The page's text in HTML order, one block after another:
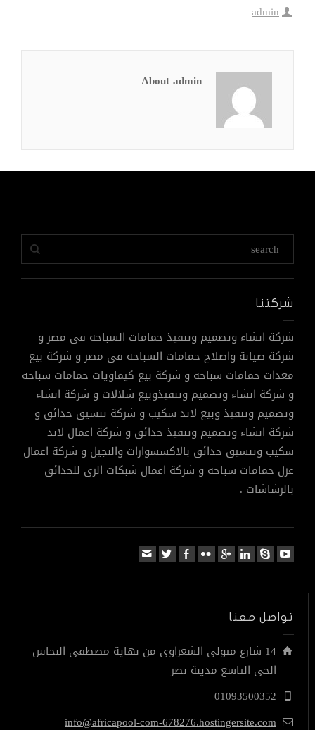
admin
About admin
شركتنا
شركة انشاء وتصميم وتنفيذ حمامات السباحه فى مصر و
شركة صيانة واصلاح حمامات السباحه فى مصر و شركة بيع
معدات حمامات سباحه و شركة بيع كيماويات حمامات سباحه
و شركة انشاء وتصميم وتنفيذوبيع شلالات و شركة انشاء
وتصميم وتنفيذ وبيع لاند سكيب و شركة تنسيق حدائق و
شركة انشاء وتصميم وتنفيذ حدائق و شركة اعمال لاند
سكيب وتنسيق حدائق بالاكسسوارات والنجيل و شركة اعمال
عزل حمامات سباحه و شركة اعمال شبكات الرى للحدائق
بالرشاشات .
تواصل معنا
14 شارع متولى الشعراوى من نهاية مصطفى النحاس
الحى التاسع مدينة نصر
01093500352
info@africapool-com-678276.hostingersite.com